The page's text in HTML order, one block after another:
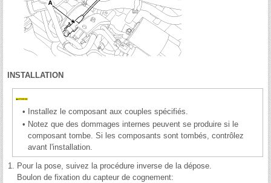
INSTALLATION
• Installez le composant aux couples spécifiés.
• Notez que des dommages internes peuvent se produire si le
composant tombe. Si les composants sont tombés, contrôlez
avant l'installation.
1.
Pour la pose, suivez la procédure inverse de la dépose.
Boulon de fixation du capteur de cognement: